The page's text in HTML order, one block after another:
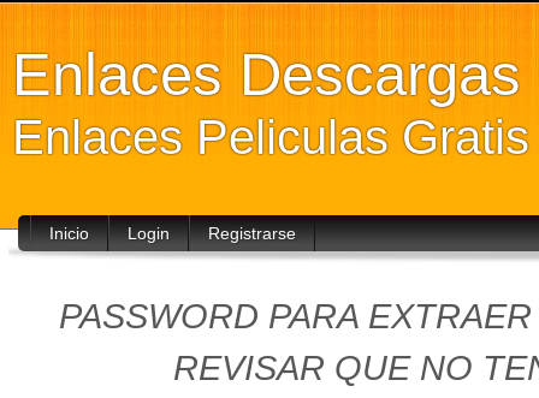
Enlaces
Enlaces Peliculas
Inicio Login Registrarse
PASSWORD PARA
REVISAR QUE NO